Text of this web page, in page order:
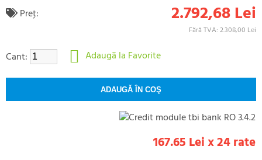
Preţ: 2.792,68 Lei
Fără TVA: 2.308,00 Lei
Cant: Adaugă la Favorite
167.65 Lei x 24 rate